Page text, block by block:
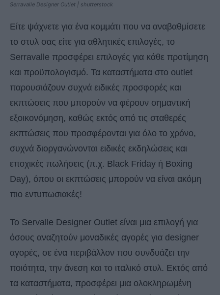
Serravalle Designer Outlet | shutterstock
Eίτε ψάχνετε για ένα κομμάτι που να αναβαθμίσετε
το στυλ σας είτε για αθλητικές επιλογές, το
Serravalle προσφέρει επιλογές για κάθε προτίμηση
και προϋπολογισμό. Τα καταστήματα στο outlet
παρουσιάζουν συχνά ειδικές προσφορές και
εκπτώσεις που μπορούν να φέρουν σημαντική
εξοικονόμηση, καθώς εκτός από τις σταθερές
εκπτώσεις που προσφέρονται για όλο το χρόνο,
συχνά διοργανώνονται ειδικές εκδηλώσεις και
εποχικές πωλήσεις (π.χ. Black Friday ή Boxing
Day), όπου οι εκπτώσεις μπορούν να είναι ακόμη
πιο εντυπωσιακές!
Το Servalle Designer Outlet είναι μια επιλογή για
όσους αναζητούν μοναδικές αγορές για designer
αγορές, σε ένα περιβάλλον που συνδυάζει την
ποιότητα, την άνεση και το ιταλικό στυλ. Εκτός από
τα καταστήματα, προσφέρει μια ολοκληρωμένη